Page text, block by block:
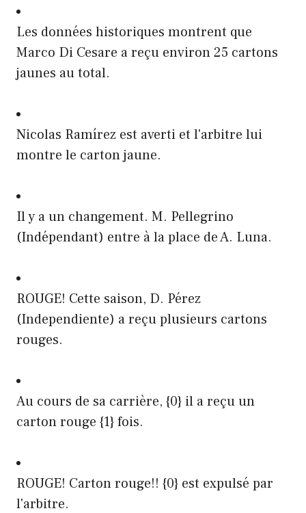
Les données historiques montrent que
Marco Di Cesare a reçu environ 25 cartons
jaunes au total.
Nicolas Ramírez est averti et l'arbitre lui
montre le carton jaune.
Il y a un changement. M. Pellegrino
(Indépendant) entre à la place de A. Luna.
ROUGE! Cette saison, D. Pérez
(Independiente) a reçu plusieurs cartons
rouges.
Au cours de sa carrière, {0} il a reçu un
carton rouge {1} fois.
ROUGE! Carton rouge!! {0} est expulsé par
l'arbitre.